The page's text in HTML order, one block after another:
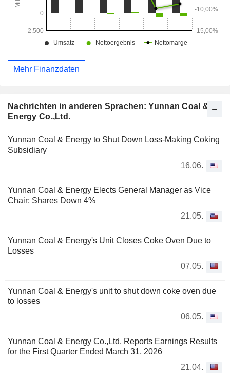
Nachrichten in anderen Sprachen: Yunnan Coal &
Energy Co.,Ltd.
Yunnan Coal & Energy to Shut Down Loss-Making Coking
Subsidiary
16.06.
Yunnan Coal & Energy Elects General Manager as Vice
Chair; Shares Down 4%
21.05.
Yunnan Coal & Energy's Unit Closes Coke Oven Due to
Losses
07.05.
Yunnan Coal & Energy's unit to shut down coke oven due
to losses
06.05.
Yunnan Coal & Energy Co.,Ltd. Reports Earnings Results
for the First Quarter Ended March 31, 2026
21.04.
Mehr Finanzdaten